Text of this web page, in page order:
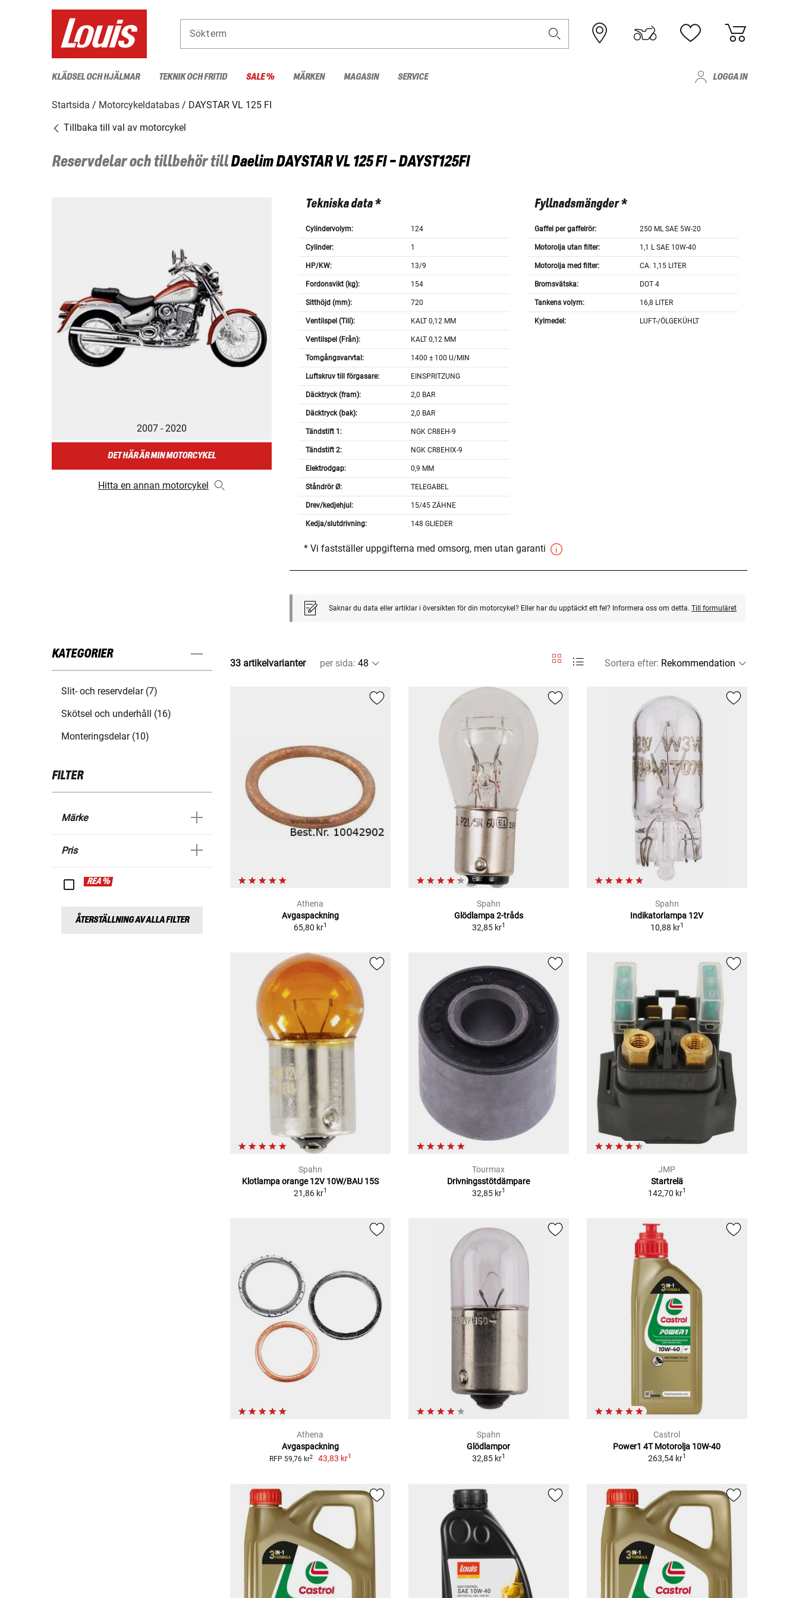
Sökterm
KLÄDSEL OCH HJÄLMAR TEKNIK OCH FRITID SALE % MÄRKEN MAGASIN SERVICE LOGGA IN
Startsida Motorcykeldatabas
DAYSTAR VL 125 FI
Tillbaka till val av motorcykel
Reservdelar och tillbehör tillDaelimDAYSTAR VL 125 FI - DAYST125FI
2007 - 2020
DET HÄR ÄR MIN MOTORCYKEL
Hitta en annan motorcykel
Tekniska data *
Cylindervolym: 124
Cylinder: 1
HP/KW: 13/9
Fordonsvikt (kg): 154
Sitthöjd (mm): 720
Ventilspel (Till): KALT 0,12 MM
Ventilspel (Från): KALT 0,12 MM
Tomgångsvarvtal: 1400 ± 100 U/MIN
Luftskruv till förgasare: EINSPRITZUNG
Däcktryck (fram): 2,0 BAR
Däcktryck (bak): 2,0 BAR
Tändstift 1: NGK CR8EH-9
Tändstift 2: NGK CR8EHIX-9
Elektrodgap: 0,9 MM
Ståndrör Ø: TELEGABEL
Drev/kedjehjul: 15/45 ZÄHNE
Kedja/slutdrivning: 148 GLIEDER
Fyllnadsmängder *
Gaffel per gaffelrör: 250 ML SAE 5W-20
Motorolja utan filter: 1,1 L SAE 10W-40
Motorolja med filter: CA. 1,15 LITER
Bromsvätska: DOT 4
Tankens volym: 16,8 LITER
Kylmedel: LUFT-/ÖLGEKÜHLT
* Vi fastställer uppgifterna med omsorg, men utan garanti
Saknar du data eller artiklar i översikten för din motorcykel? Eller har du upptäckt ett fel? Informera oss om detta. Till formuläret
KATEGORIER
Slit- och reservdelar (7)
Skötsel och underhåll (16)
Monteringsdelar (10)
FILTER
Märke
Pris
REA %
ÅTERSTÄLLNING AV ALLA FILTER
33 artikelvarianter per sida: Sortera efter:
Athena
Avgaspackning
65,80 kr1
Spahn
Glödlampa 2-tråds
32,85 kr1
Spahn
Indikatorlampa 12V
10,88 kr1
Spahn
Klotlampa orange 12V 10W/BAU 15S
21,86 kr1
Tourmax
Drivningsstötdämpare
32,85 kr1
JMP
Startrelä
142,70 kr1
Athena
Avgaspackning
RFP 59,76 kr2 43,83 kr1
Spahn
Glödlampor
32,85 kr1
Castrol
Power1 4T Motorolja 10W-40
263,54 kr1